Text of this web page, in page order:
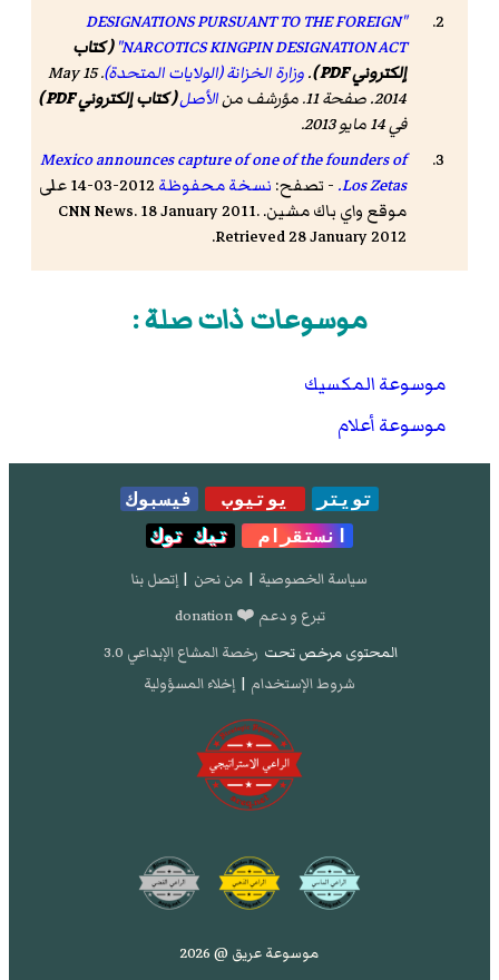
"DESIGNATIONS PURSUANT TO THE FOREIGN
NARCOTICS KINGPIN DESIGNATION ACT" ( كتاب
إلكتروني PDF )
.وزارة الخزانة (الولايات المتحدة)
. 15 May
2014. صفحة 11. مؤرشف من
الأصل( كتاب إلكتروني PDF )
في 14 مايو 2013
.
Mexico announces capture of one of the founders of
Los Zetas. - تصفح: نسخة محفوظة
2012-03-14 على
موقع واي باك مشين. CNN News. 18 January 2011.
Retrieved 28 January 2012.
موسوعات ذات صلة :
موسوعة المكسيك
موسوعة أعلام
تويتر يوتيوب
فيسبوك
انستقرام
تيك توك
سياسة الخصوصية | من نحن | إتصل بنا
تبرع و دعم ❤️ donation
المحتوى مرخص تحت رخصة المشاع الإبداعي 3.0
شروط الإستخدام | إخلاء المسؤولية
موسوعة عريق @ 2026